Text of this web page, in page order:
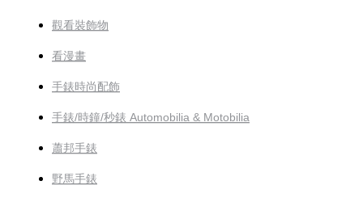
觀看裝飾物
看漫畫
手錶時尚配飾
手錶/時鐘/秒錶 Automobilia & Motobilia
蕭邦手錶
野馬手錶